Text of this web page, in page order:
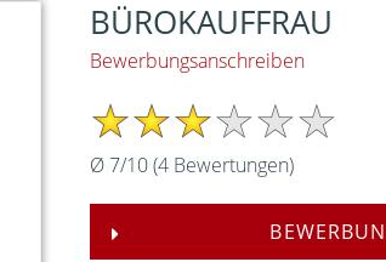
BÜROKAUFFRAU
Bewerbungsanschreiben
Ø 7/10(4 Bewertungen)